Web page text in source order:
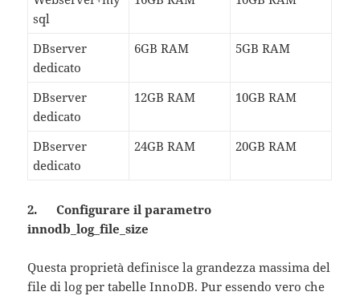
sql
DBserver
dedicato
6GB RAM 5GB RAM
DBserver
dedicato
12GB RAM 10GB RAM
DBserver
dedicato
24GB RAM 20GB RAM
2. Configurare il parametro
innodb_log_file_size
Questa proprietà definisce la grandezza massima del
file di log per tabelle InnoDB. Pur essendo vero che